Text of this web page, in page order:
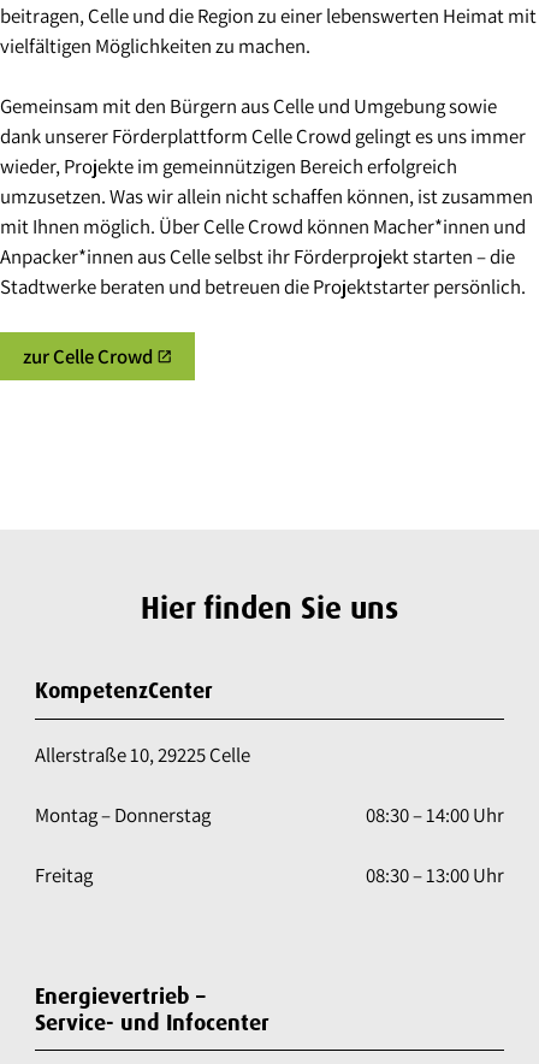
beitragen, Celle und die Region zu einer lebenswerten Heimat mit
vielfältigen Möglichkeiten zu machen.
Gemeinsam mit den Bürgern aus Celle und Umgebung sowie
dank unserer Förderplattform Celle Crowd gelingt es uns immer
wieder, Projekte im gemeinnützigen Bereich erfolgreich
umzusetzen. Was wir allein nicht schaffen können, ist zusammen
mit Ihnen möglich. Über Celle Crowd können Macher*innen und
Anpacker*innen aus Celle selbst ihr Förderprojekt starten – die
Stadtwerke beraten und betreuen die Projektstarter persönlich.
zur Celle Crowd open_in_new
Hier finden Sie uns
KompetenzCenter
Allerstraße 10, 29225 Celle
Montag – Donnerstag 08:30 – 14:00 Uhr
Freitag 08:30 – 13:00 Uhr
Energievertrieb –
Service- und Infocenter